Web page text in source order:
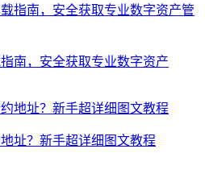
南，安全获取专业数字资产
址？新手超详细图文教程